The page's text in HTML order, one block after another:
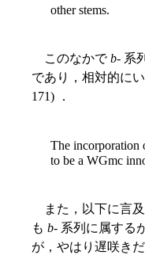
other stems.
このなかでb- 系
であり，相対的に
171) ．
The incorporation
to be a WGmc
また，以下に言及
も b- 系列に属する
が，やはり遅咲きだ